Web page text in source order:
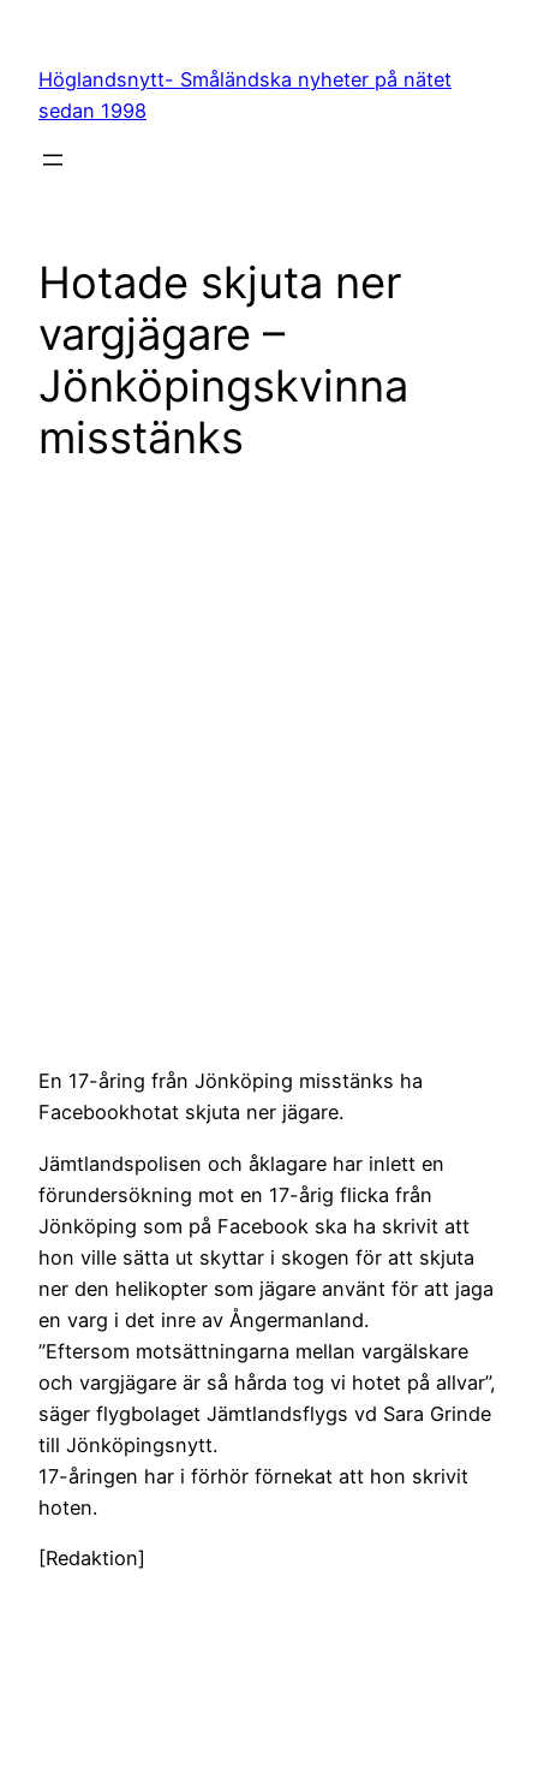
innehåll
Höglandsnytt- Småländska nyheter på nätet
sedan 1998
Hotade skjuta ner
vargjägare –
Jönköpingskvinna
misstänks
En 17-åring från Jönköping misstänks ha
Facebookhotat skjuta ner jägare.
Jämtlandspolisen och åklagare har inlett en
förundersökning mot en 17-årig flicka från
Jönköping som på Facebook ska ha skrivit att
hon ville sätta ut skyttar i skogen för att skjuta
ner den helikopter som jägare använt för att jaga
en varg i det inre av Ångermanland.
”Eftersom motsättningarna mellan vargälskare
och vargjägare är så hårda tog vi hotet på allvar”,
säger flygbolaget Jämtlandsflygs vd Sara Grinde
till Jönköpingsnytt.
17-åringen har i förhör förnekat att hon skrivit
hoten.
[Redaktion]